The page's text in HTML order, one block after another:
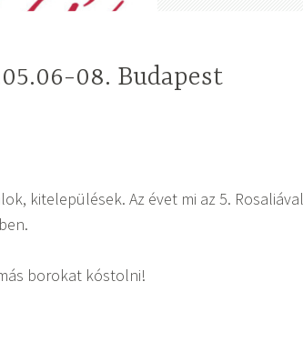
08. Budapest
kitelepülések. Az évet mi az 5. Rosaliával
borokat kóstolni!